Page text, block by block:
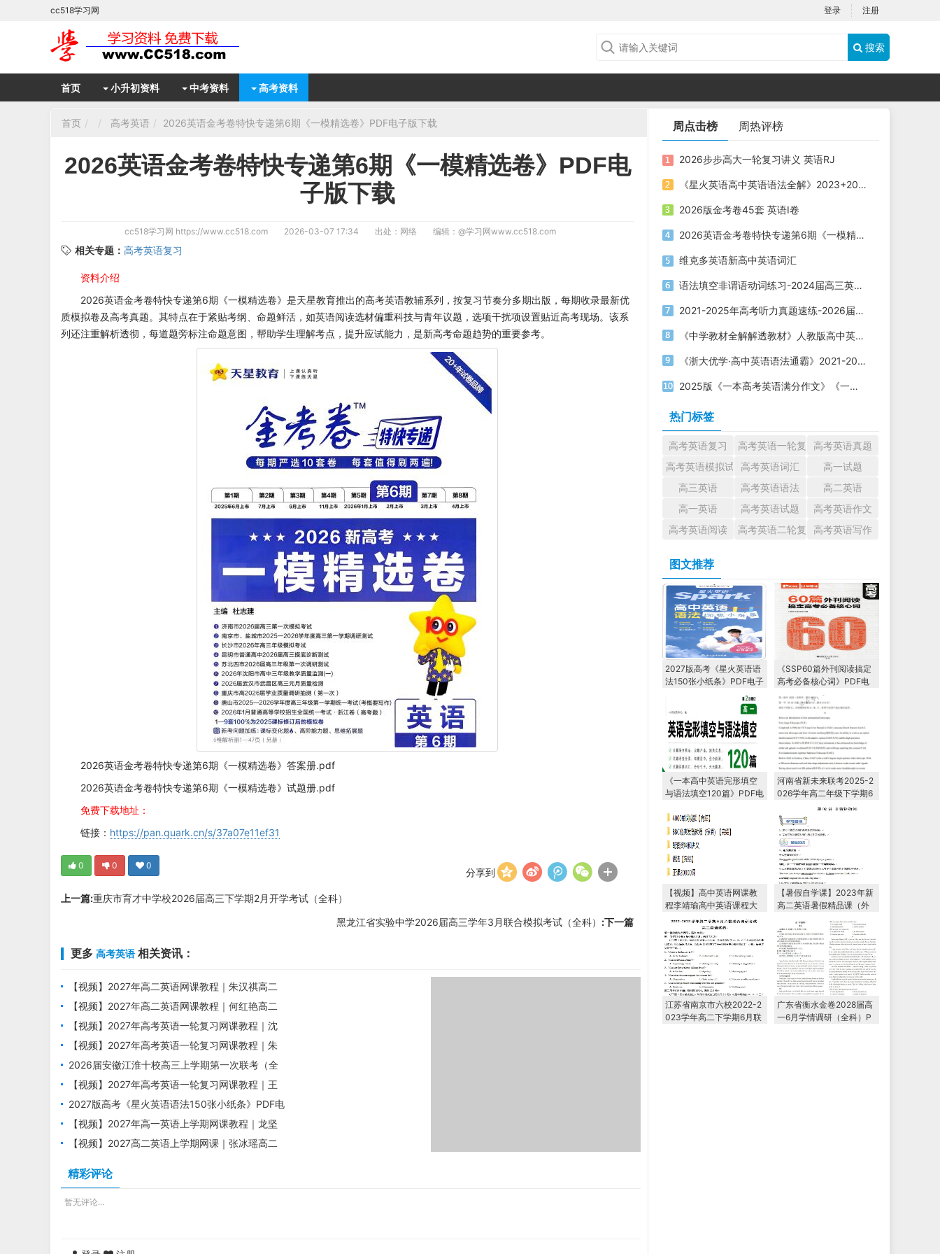
cc518学习网 登录 注册
搜索
首页 小升初资料 中考资料 高考资料
首页 高考英语 2026英语金考卷特快专递第6期《一模精选卷》PDF电子版下载
2026英语金考卷特快专递第6期《一模精选卷》PDF电
子版下载
cc518学习网 https://www.cc518.com 2026-03-07 17:34 出处：网络 编辑： @学习网www.cc518.com
相关专题： 高考英语复习
资料介绍
2026英语金考卷特快专递第6期《一模精选卷》是天星教育推出的高考英语教辅系列，按复习节奏分多期出版，每期收录最新优
质模拟卷及高考真题。其特点在于紧贴考纲、命题鲜活，如英语阅读选材偏重科技与青年议题，选项干扰项设置贴近高考现场。该系
列还注重解析透彻，每道题旁标注命题意图，帮助学生理解考点，提升应试能力，是新高考命题趋势的重要参考。
2026英语金考卷特快专递第6期《一模精选卷》答案册.pdf
2026英语金考卷特快专递第6期《一模精选卷》试题册.pdf
免费下载地址：
链接： https://pan.quark.cn/s/37a07e11ef31
分享到
0 0 0
上一篇:重庆市育才中学校2026届高三下学期2月开学考试（全科）
黑龙江省实验中学2026届高三学年3月联合模拟考试（全科） :下一篇
更多 高考英语相关资讯：
【视频】2027年高二英语网课教程｜朱汉祺高二
英语上学期暑假班视频教程
【视频】2027年高二英语网课教程｜何红艳高二
英语a+上学期暑假班视频教程
【视频】2027年高考英语一轮复习网课教程｜沈
嘉柯高三英语上学期暑假班视频教程
【视频】2027年高考英语一轮复习网课教程｜朱
汉祺高三英语上学期暑假班视频教程
2026届安徽江淮十校高三上学期第一次联考（全
科）
【视频】2027年高考英语一轮复习网课教程｜王
双林高三英语上学期暑假班视频教程
2027版高考《星火英语语法150张小纸条》PDF电
子版下载
【视频】2027年高一英语上学期网课教程｜龙坚
高一英语暑假班视频教程
【视频】2027高二英语上学期网课｜张冰瑶高二
精彩评论
暂无评论...
周点击榜 周热评榜
2026步步高大一轮复习讲义 英语RJ
《星火英语高中英语语法全解》2023+2025版 电子版下载打印
2026版金考卷45套 英语I卷
2026英语金考卷特快专递第6期《一模精选卷》PDF电子版下载
维克多英语新高中英语词汇
语法填空非谓语动词练习-2024届高三英语二轮复习
2021-2025年高考听力真题速练-2026届高考英语专题复习
《中学教材全解解透教材》人教版高中英语必修第一二三册电子版下载
《浙大优学·高中英语语法通霸》2021-2025版 电子版打印下载
2025版《一本高考英语满分作文》《一本高考英语写作满分素材》电子版下载打印
热门标签
高考英语复习 高考英语一轮复习高考英语真题
高考英语模拟试题高考英语词汇
高一试题
高三英语
高考英语语法
高二英语
高一英语
高考英语试题
高考英语作文
高考英语阅读
高考英语二轮复习高考英语写作
图文推荐
2027版高考《星火英语语
法150张小纸条》PDF电子
《SSP60篇外刊阅读搞定
高考必备核心词》PDF电
子版下载
《一本高中英语完形填空
与语法填空120篇》PDF电
河南省新未来联考2025-2
026学年高二年级下学期6
【视频】高中英语网课教
程李靖瑜高中英语课程大
全教学视频
【暑假自学课】2023年新
高二英语暑假精品课（外
江苏省南京市六校2022-2
023学年高二下学期6月联
广东省衡水金卷2028届高
一6月学情调研（全科）P